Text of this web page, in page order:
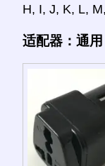
H, I, J, K, L,
适配器：通用